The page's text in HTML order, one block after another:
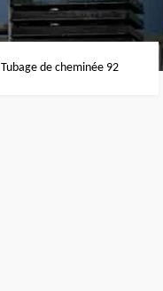
Tubage de cheminée 92